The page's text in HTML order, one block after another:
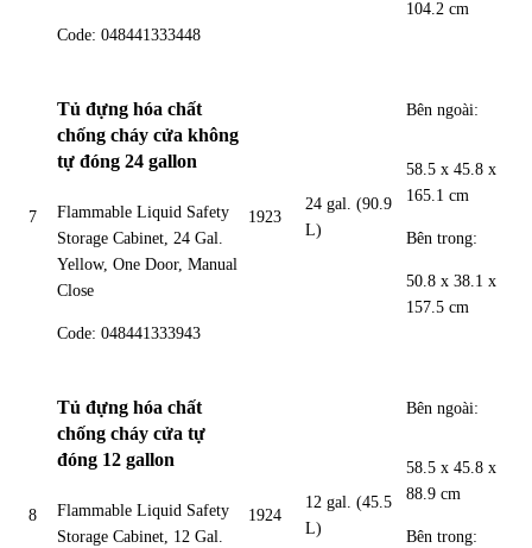
Code: 048441333448
104.2 cm
7
Tủ đựng hóa chất
chống cháy cửa không
tự đóng 24 gallon
Flammable Liquid Safety
Storage Cabinet, 24 Gal.
Yellow, One Door, Manual
Close
Code: 048441333943
1923
24 gal. (90.9
L)
Bên ngoài:
58.5 x 45.8 x
165.1 cm
Bên trong:
50.8 x 38.1 x
157.5 cm
8
Tủ đựng hóa chất
chống cháy cửa tự
đóng 12 gallon
Flammable Liquid Safety
Storage Cabinet, 12 Gal.
1924
12 gal. (45.5
L)
Bên ngoài:
58.5 x 45.8 x
88.9 cm
Bên trong: